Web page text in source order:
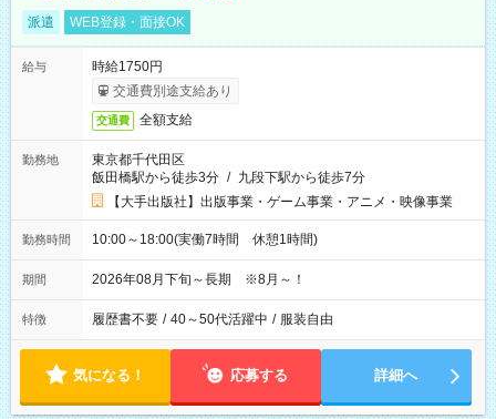
派遣 WEB登録・面接OK
給与
時給1750円
交通費別途支給あり
交通費 全額支給
勤務地
東京都千代田区
飯田橋駅から徒歩3分 / 九段下駅から徒歩7分
【大手出版社】出版事業・ゲーム事業・アニメ・映像事業
勤務時間 10:00～18:00(実働7時間 休憩1時間)
期間 2026年08月下旬～長期 ※8月～！
特徴 履歴書不要 / 40～50代活躍中 / 服装自由
気になる！ 応募する 詳細へ